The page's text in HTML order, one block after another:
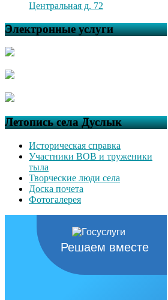
Центральная д. 72
Электронные услуги
Летопись села Дуслык
Историческая справка
Участники ВОВ и труженики
тыла
Творческие люди села
Доска почета
Фотогалерея
Решаем вместе